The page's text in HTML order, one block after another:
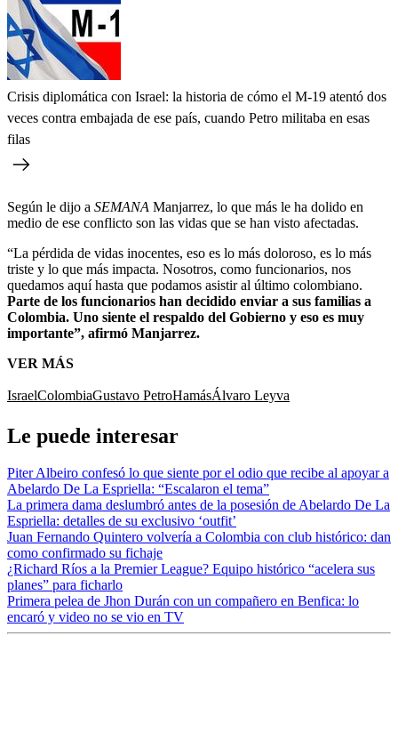
Crisis diplomática con Israel: la historia de cómo el M-19 atentó dos
veces contra embajada de ese país, cuando Petro militaba en esas
filas
Según le dijo a SEMANA Manjarrez, lo que más le ha dolido en
medio de ese conflicto son las vidas que se han visto afectadas.
“La pérdida de vidas inocentes, eso es lo más doloroso, es lo más
triste y lo que más impacta. Nosotros, como funcionarios, nos
quedamos aquí hasta que podamos asistir al último colombiano.
Parte de los funcionarios han decidido enviar a sus familias a
Colombia. Uno siente el respaldo del Gobierno y eso es muy
importante”, afirmó Manjarrez.
VER MÁS
IsraelColombiaGustavo PetroHamásÁlvaro Leyva
Le puede interesar
Piter Albeiro confesó lo que siente por el odio que recibe al apoyar a
Abelardo De La Espriella: “Escalaron el tema”
La primera dama deslumbró antes de la posesión de Abelardo De La
Espriella: detalles de su exclusivo ‘outfit’
Juan Fernando Quintero volvería a Colombia con club histórico: dan
como confirmado su fichaje
¿Richard Ríos a la Premier League? Equipo histórico “acelera sus
planes” para ficharlo
Primera pelea de Jhon Durán con un compañero en Benfica: lo
encaró y video no se vio en TV